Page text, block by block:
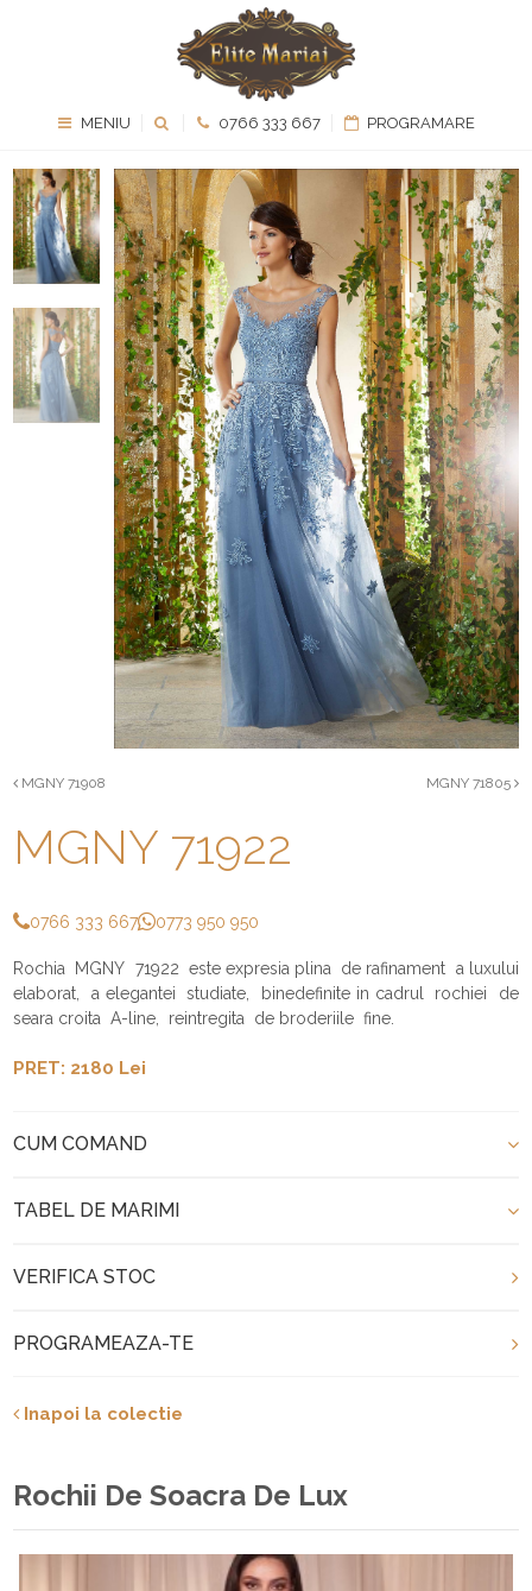
MENIU 0766 333 667 PROGRAMARE
MGNY 71908 MGNY 71805
MGNY 71922
0766 333 667 0773 950 950
Rochia MGNY 71922 este expresia plina de rafinament a luxului
elaborat, a elegantei studiate, binedefinite in cadrul rochiei de
seara croita A-line, reintregita de broderiile fine.
PRET: 2180 Lei
CUM COMAND
TABEL DE MARIMI
VERIFICA STOC
PROGRAMEAZA-TE
Inapoi la colectie
Rochii De Soacra De Lux